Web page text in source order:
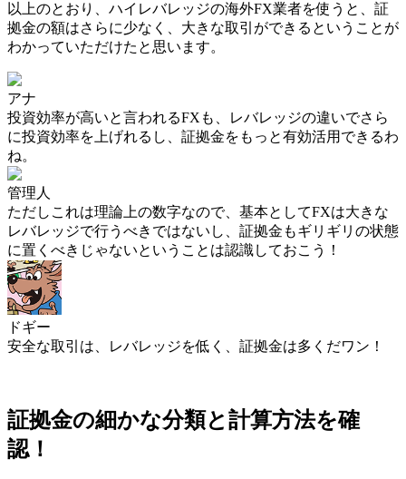
以上のとおり、 ハイレバレッジの海外FX業者を使うと、証
拠金の額はさらに少なく、大きな取引ができる ということが
わかっていただけたと思います。
アナ
投資効率が高いと言われるFXも、レバレッジの違いでさら
に投資効率を上げれるし、証拠金をもっと有効活用できるわ
ね。
管理人
ただしこれは理論上の数字なので、 基本としてFXは大きな
レバレッジで行うべきではないし、証拠金もギリギリの状態
に置くべきじゃないということは認識しておこう！
ドギー
安全な取引は、レバレッジを低く、証拠金は多く だワン！
証拠金の細かな分類と計算方法を確
認！